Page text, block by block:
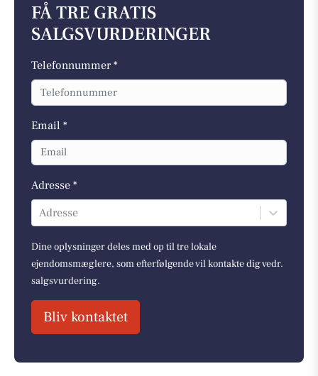
FÅ TRE GRATIS
SALGSVURDERINGER
Telefonnummer *
Email *
Adresse *
Adresse
Dine oplysninger deles med op til tre lokale
ejendomsmæglere, som efterfølgende vil kontakte dig vedr.
salgsvurdering.
Bliv kontaktet